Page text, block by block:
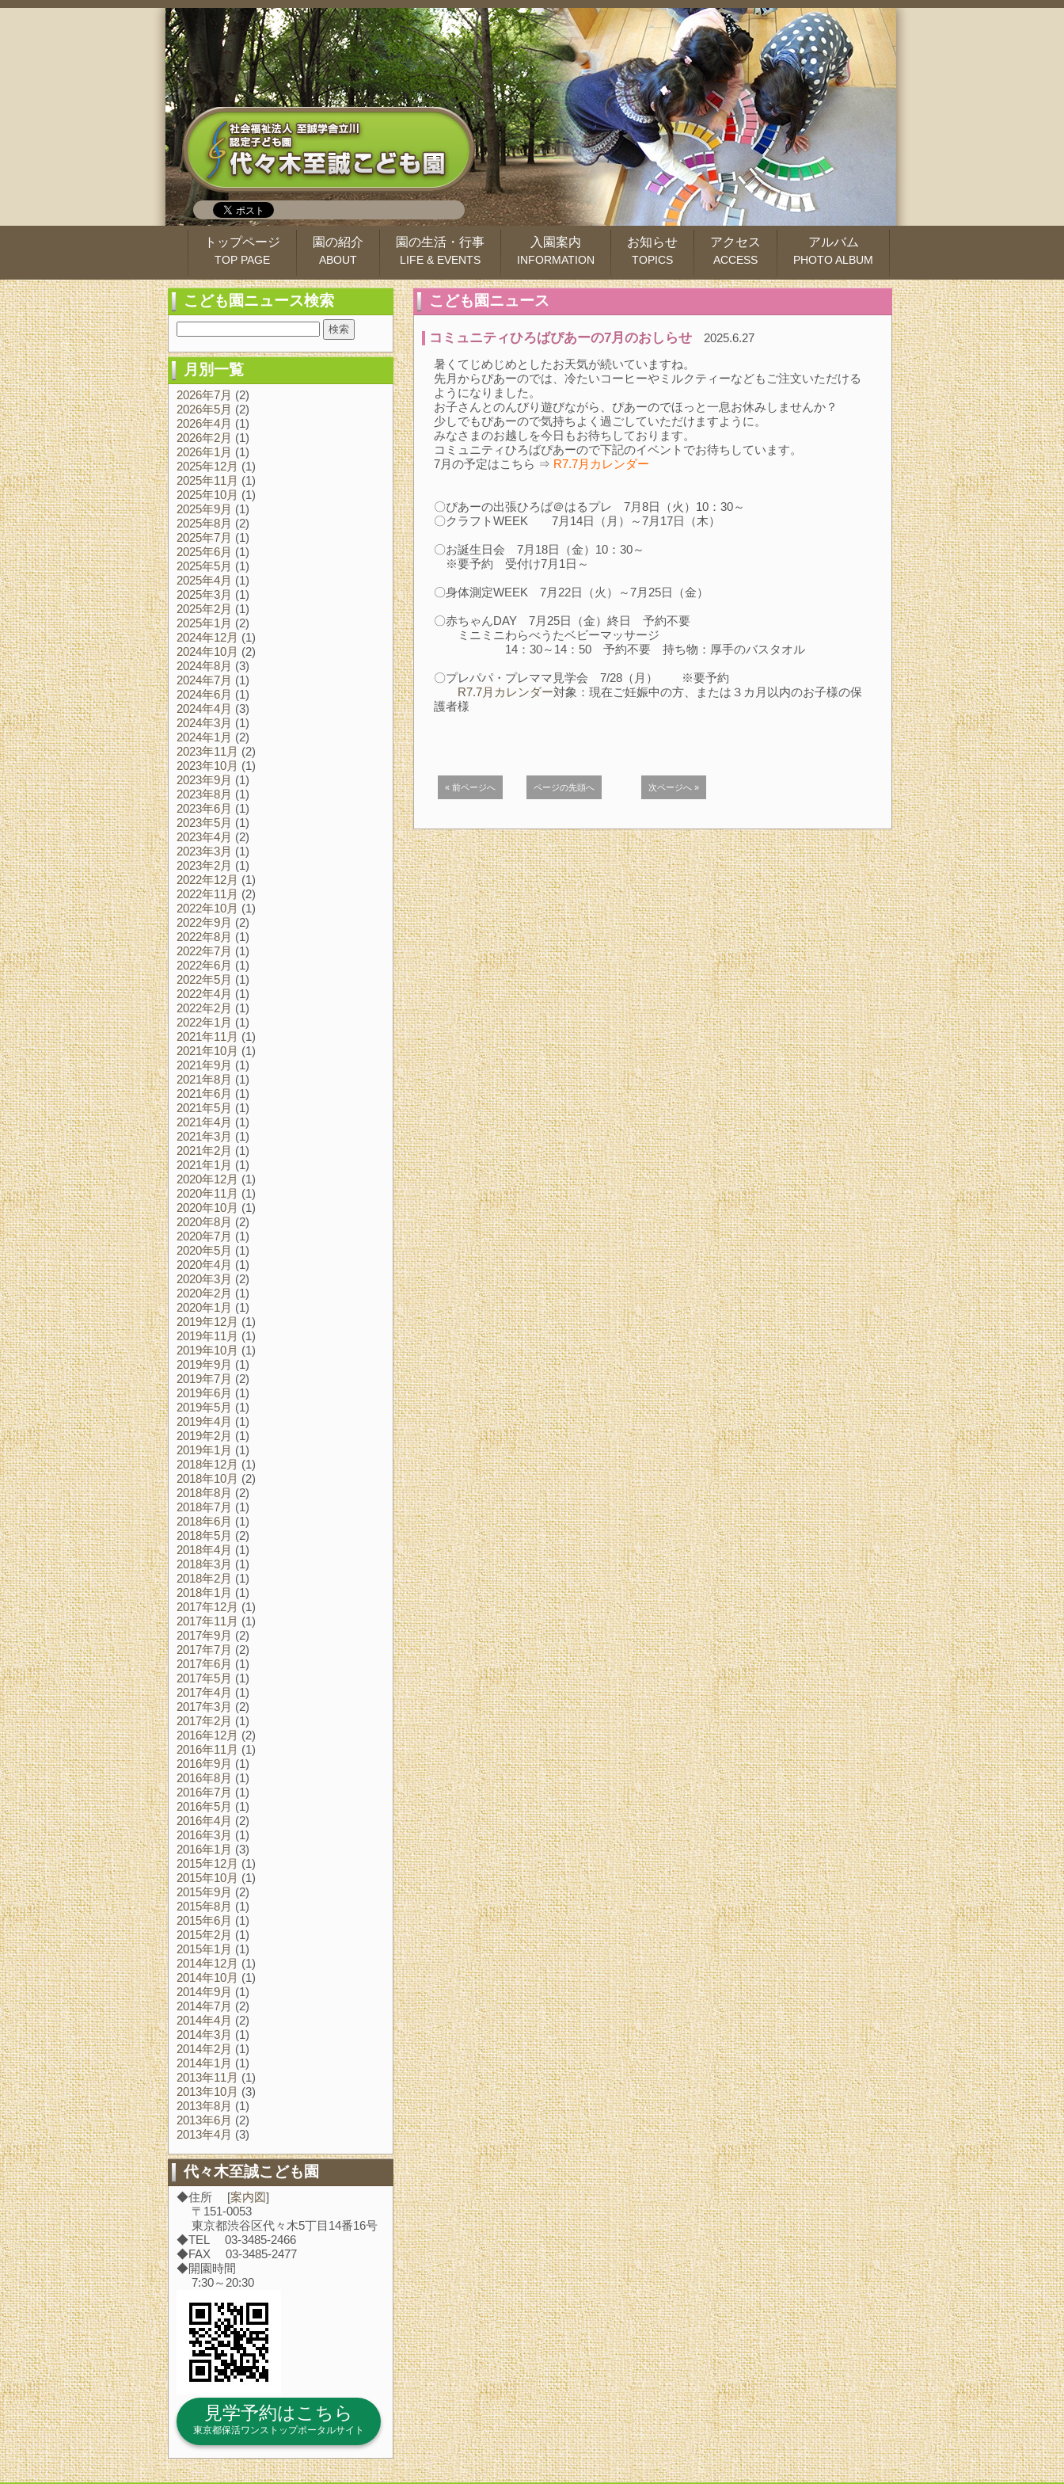
トップページ
TOP PAGE
園の紹介
ABOUT
園の生活・行事
LIFE & EVENTS
入園案内
INFORMATION
お知らせ
TOPICS
アクセス
ACCESS
アルバム
PHOTO ALBUM
こども園ニュース
コミュニティひろばぴあーの7月のおしらせ
2025.6.27
暑くてじめじめとしたお天気が続いていますね。
先月からぴあーのでは、冷たいコーヒーやミルクティーなどもご注文いただける
ようになりました。
お子さんとのんびり遊びながら、ぴあーのでほっと一息お休みしませんか？
少しでもぴあーので気持ちよく過ごしていただけますように。
みなさまのお越しを今日もお待ちしております。
コミュニティひろばぴあーので下記のイベントでお待ちしています。
7月の予定はこちら ⇒ R7.7月カレンダー
〇ぴあーの出張ひろば＠はるプレ 7月8日（火）10：30～
〇クラフトWEEK 7月14日（月）～7月17日（木）
〇お誕生日会 7月18日（金）10：30～
※要予約 受付け7月1日～
〇身体測定WEEK 7月22日（火）～7月25日（金）
〇赤ちゃんDAY 7月25日（金）終日 予約不要
ミニミニわらべうたベビーマッサージ
14：30～14：50 予約不要 持ち物：厚手のバスタオル
〇プレパパ・プレママ見学会 7/28（月） ※要予約
R7.7月カレンダー対象：現在ご妊娠中の方、または３カ月以内のお子様の保
護者様
« 前ページへ ページの先頭へ 次ページへ »
こども園ニュース検索
月別一覧
2026年7月 (2)
2026年5月 (2)
2026年4月 (1)
2026年2月 (1)
2026年1月 (1)
2025年12月 (1)
2025年11月 (1)
2025年10月 (1)
2025年9月 (1)
2025年8月 (2)
2025年7月 (1)
2025年6月 (1)
2025年5月 (1)
2025年4月 (1)
2025年3月 (1)
2025年2月 (1)
2025年1月 (2)
2024年12月 (1)
2024年10月 (2)
2024年8月 (3)
2024年7月 (1)
2024年6月 (1)
2024年4月 (3)
2024年3月 (1)
2024年1月 (2)
2023年11月 (2)
2023年10月 (1)
2023年9月 (1)
2023年8月 (1)
2023年6月 (1)
2023年5月 (1)
2023年4月 (2)
2023年3月 (1)
2023年2月 (1)
2022年12月 (1)
2022年11月 (2)
2022年10月 (1)
2022年9月 (2)
2022年8月 (1)
2022年7月 (1)
2022年6月 (1)
2022年5月 (1)
2022年4月 (1)
2022年2月 (1)
2022年1月 (1)
2021年11月 (1)
2021年10月 (1)
2021年9月 (1)
2021年8月 (1)
2021年6月 (1)
2021年5月 (1)
2021年4月 (1)
2021年3月 (1)
2021年2月 (1)
2021年1月 (1)
2020年12月 (1)
2020年11月 (1)
2020年10月 (1)
2020年8月 (2)
2020年7月 (1)
2020年5月 (1)
2020年4月 (1)
2020年3月 (2)
2020年2月 (1)
2020年1月 (1)
2019年12月 (1)
2019年11月 (1)
2019年10月 (1)
2019年9月 (1)
2019年7月 (2)
2019年6月 (1)
2019年5月 (1)
2019年4月 (1)
2019年2月 (1)
2019年1月 (1)
2018年12月 (1)
2018年10月 (2)
2018年8月 (2)
2018年7月 (1)
2018年6月 (1)
2018年5月 (2)
2018年4月 (1)
2018年3月 (1)
2018年2月 (1)
2018年1月 (1)
2017年12月 (1)
2017年11月 (1)
2017年9月 (2)
2017年7月 (2)
2017年6月 (1)
2017年5月 (1)
2017年4月 (1)
2017年3月 (2)
2017年2月 (1)
2016年12月 (2)
2016年11月 (1)
2016年9月 (1)
2016年8月 (1)
2016年7月 (1)
2016年5月 (1)
2016年4月 (2)
2016年3月 (1)
2016年1月 (3)
2015年12月 (1)
2015年10月 (1)
2015年9月 (2)
2015年8月 (1)
2015年6月 (1)
2015年2月 (1)
2015年1月 (1)
2014年12月 (1)
2014年10月 (1)
2014年9月 (1)
2014年7月 (2)
2014年4月 (2)
2014年3月 (1)
2014年2月 (1)
2014年1月 (1)
2013年11月 (1)
2013年10月 (3)
2013年8月 (1)
2013年6月 (2)
2013年4月 (3)
代々木至誠こども園
◆住所 [案内図]
〒151-0053
東京都渋谷区代々木5丁目14番16号
◆TEL 03-3485-2466
◆FAX 03-3485-2477
◆開園時間
7:30～20:30
見学予約はこちら
東京都保活ワンストップポータルサイト